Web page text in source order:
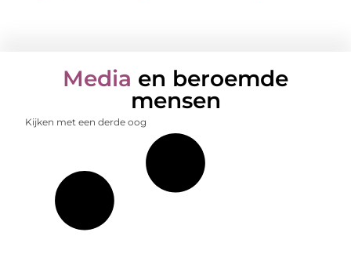
Media en beroemde
mensen
Kijken met een derde oog